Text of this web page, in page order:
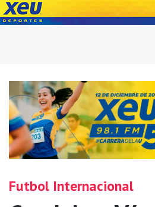
Futbol Internacional